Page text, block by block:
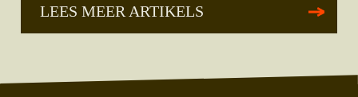
LEES MEER ARTIKELS